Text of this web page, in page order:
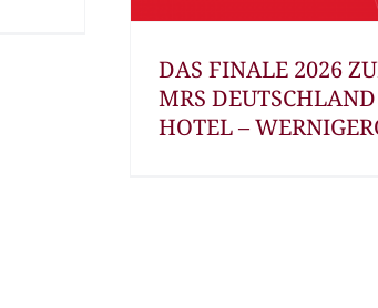
DAS FINALE 2026
MRS
HOTEL –